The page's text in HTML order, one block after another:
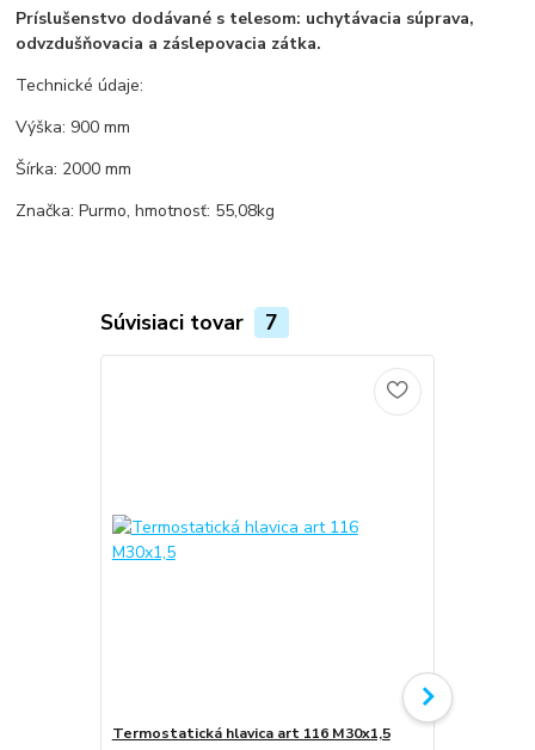
Príslušenstvo dodávané s telesom: uchytávacia súprava,
odvzdušňovacia a záslepovacia zátka.
Technické údaje:
Výška: 900 mm
Šírka: 2000 mm
Značka: Purmo, hmotnosť: 55,08kg
Súvisiaci tovar 7
Termostatická hlavica art 116 M30x1,5